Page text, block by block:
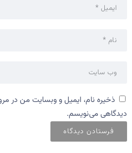
ذخیره نام، ایمیل و وبسایت من در
دیدگاهی می‌نویسم.